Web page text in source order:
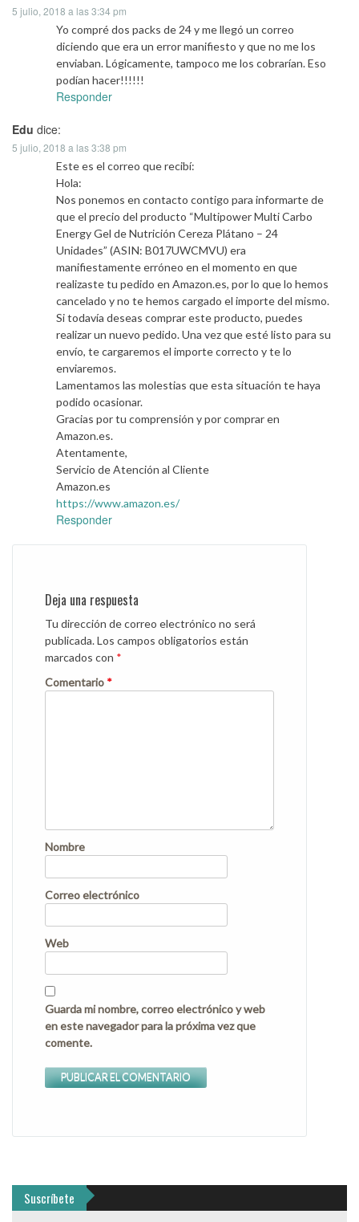
5 julio, 2018 a las 3:34 pm
Yo compré dos packs de 24 y me llegó un correo
diciendo que era un error manifiesto y que no me los
enviaban. Lógicamente, tampoco me los cobrarían. Eso
podían hacer!!!!!!
Responder
Edu dice:
5 julio, 2018 a las 3:38 pm
Este es el correo que recibí:
Hola:
Nos ponemos en contacto contigo para informarte de
que el precio del producto “Multipower Multi Carbo
Energy Gel de Nutrición Cereza Plátano – 24
Unidades” (ASIN: B017UWCMVU) era
manifiestamente erróneo en el momento en que
realizaste tu pedido en Amazon.es, por lo que lo hemos
cancelado y no te hemos cargado el importe del mismo.
Si todavía deseas comprar este producto, puedes
realizar un nuevo pedido. Una vez que esté listo para su
envío, te cargaremos el importe correcto y te lo
enviaremos.
Lamentamos las molestias que esta situación te haya
podido ocasionar.
Gracias por tu comprensión y por comprar en
Amazon.es.
Atentamente,
Servicio de Atención al Cliente
Amazon.es
https://www.amazon.es/
Responder
Deja una respuesta
Tu dirección de correo electrónico no será
publicada.Los campos obligatorios están
marcados con *
Comentario *
Nombre
Correo electrónico
Web
Guarda mi nombre, correo electrónico y web
en este navegador para la próxima vez que
comente.
Suscríbete